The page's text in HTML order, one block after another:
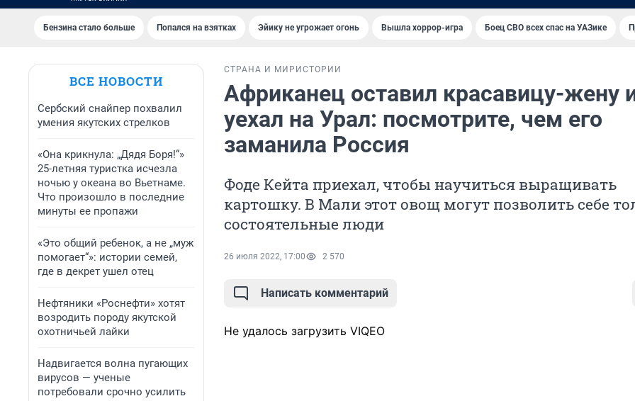
Бензина стало больше Попался на взятках Эйику не угрожает огонь Вышла хоррор-игра Боец СВО всех спас на УАЗике
ВСЕ НОВОСТИ
Сербский снайпер похвалил
умения якутских стрелков
«Она крикнула: „Дядя Боря!“»
25-летняя туристка исчезла
ночью у океана во Вьетнаме.
Что произошло в последние
минуты ее пропажи
«Это общий ребенок, а не „муж
помогает“»: истории семей,
где в декрет ушел отец
Нефтяники «Роснефти» хотят
возродить породу якутской
охотничьей лайки
Надвигается волна пугающих
вирусов — ученые
потребовали срочно усилить
СТРАНА И МИР ИСТОРИИ
Африканец оставил красавицу-жену
уехал на Урал: посмотрите, чем его
заманила Россия
Фоде Кейта приехал, чтобы научиться выращивать
картошку. В Мали этот овощ могут позволить себе
состоятельные люди
26 июля 2022, 17:00 2 570
Написать комментарий
Не удалось загрузить VIQEO